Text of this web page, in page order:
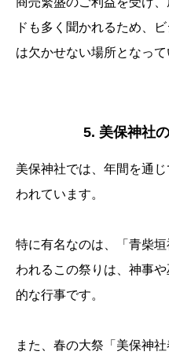
ドも多く聞かれるため、
は欠かせない場所となって
5. 美保神社
美保神社では、年間を通
われています。
特に有名なのは、「青柴
われるこの祭りは、神事
的な行事です。
また、春の大祭「美保神